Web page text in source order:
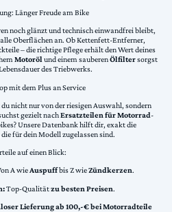
Länger Freude am Bike
noch glänzt und technisch einwandfrei bleibt,
Oberflächen an. Ob Kettenfett-Entferner,
– die richtige Pflege erhält den Wert deines
Motorölund einem sauberenÖlfiltersorgst
des Triebwerks.
mit dem Plus an Service
nicht nur von der riesigen Auswahl, sondern
gezielt nachErsatzteilen für Motorrad-
Unsere Datenbank hilft dir, exakt die
für dein Modell zugelassen sind.
auf einen Blick:
A wieAuspuffbis Z wieZündkerzen.
Top-Qualitätzu besten Preisen.
Lieferung ab 100,-€ bei Motorradteile